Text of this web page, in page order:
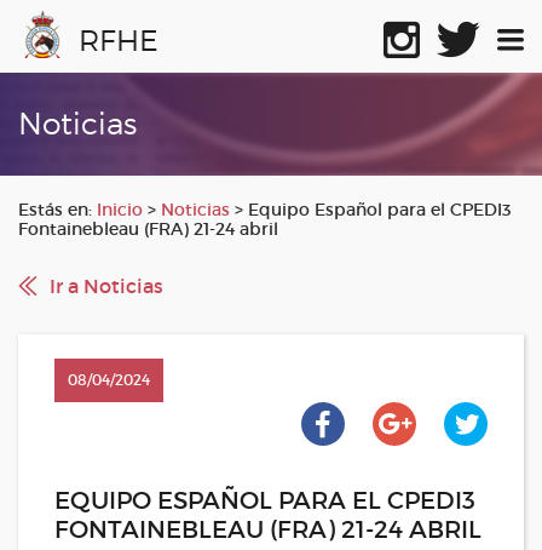
RFHE
Noticias
Estás en: Inicio > Noticias > Equipo Español para el CPEDI3
Fontainebleau (FRA) 21-24 abril
Ir a Noticias
08/04/2024
EQUIPO ESPAÑOL PARA EL CPEDI3
FONTAINEBLEAU (FRA) 21-24 ABRIL